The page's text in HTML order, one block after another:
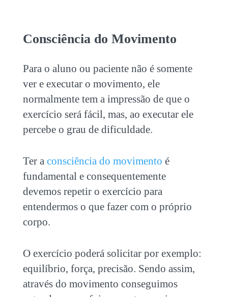
Consciência do Movimento
Para o aluno ou paciente não é somente
ver e executar o movimento, ele
normalmente tem a impressão de que o
exercício será fácil, mas, ao executar ele
percebe o grau de dificuldade.
Ter a consciência do movimento é
fundamental e consequentemente
devemos repetir o exercício para
entendermos o que fazer com o próprio
corpo.
O exercício poderá solicitar por exemplo:
equilíbrio, força, precisão. Sendo assim,
através do movimento conseguimos